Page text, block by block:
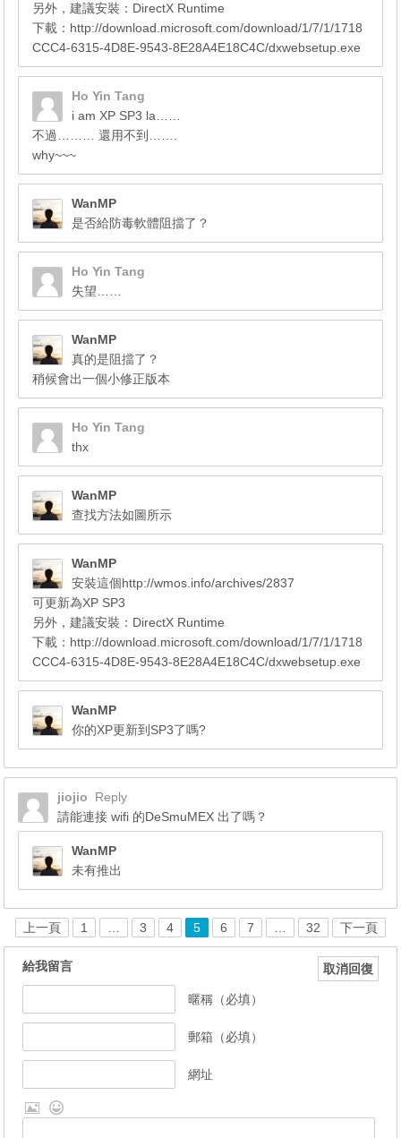
另外，建議安裝：DirectX Runtime
下載：http://download.microsoft.com/download/1/7/1/1718
CCC4-6315-4D8E-9543-8E28A4E18C4C/dxwebsetup.exe
Ho Yin Tang
i am XP SP3 la……
不過……… 還用不到…….
why~~~
WanMP
是否給防毒軟體阻擋了？
Ho Yin Tang
失望……
WanMP
真的是阻擋了？
稍候會出一個小修正版本
Ho Yin Tang
thx
WanMP
查找方法如圖所示
WanMP
安裝這個http://wmos.info/archives/2837
可更新為XP SP3
另外，建議安裝：DirectX Runtime
下載：http://download.microsoft.com/download/1/7/1/1718
CCC4-6315-4D8E-9543-8E28A4E18C4C/dxwebsetup.exe
WanMP
你的XP更新到SP3了嗎?
jiojio
Reply
請能連接 wifi 的DeSmuMEX 出了嗎？
WanMP
未有推出
上一頁 1 … 3 4 5 6 7 … 32 下一頁
給我留言 取消回復
暱稱（必填）
郵箱（必填）
網址